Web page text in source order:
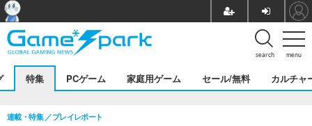
menu
search
特集 PCゲーム 家庭用ゲーム セール/無料 カルチャ
連載・特集 プレイレポート